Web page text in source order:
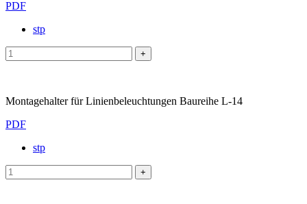
PDF
stp
Montagehalter für Linienbeleuchtungen Baureihe L-14
PDF
stp